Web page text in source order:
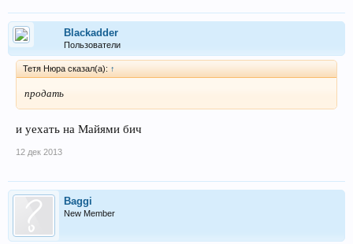
Blackadder
Пользователи
Тетя Нюра сказал(а): ↑
продать
и уехать на Майями бич
12 дек 2013
Baggi
New Member